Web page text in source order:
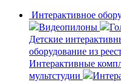
Интерактивное
Видеопилоны
Детские
оборудование из
Интерактивные
мультстудии